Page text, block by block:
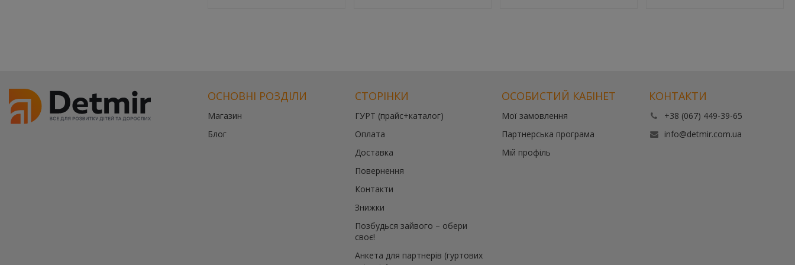
ОСНОВНІ РОЗДІЛИ
Магазин
Блог
СТОРІНКИ
ГУРТ (прайс+каталог)
Оплата
Доставка
Повернення
Контакти
Знижки
Позбудься зайвого – обери
своє!
Анкета для партнерів (гуртових
ОСОБИСТИЙ КАБІНЕТ
Мої замовлення
Партнерська програма
Мій профіль
КОНТАКТИ
+38 (067) 449-39-65
info@detmir.com.ua